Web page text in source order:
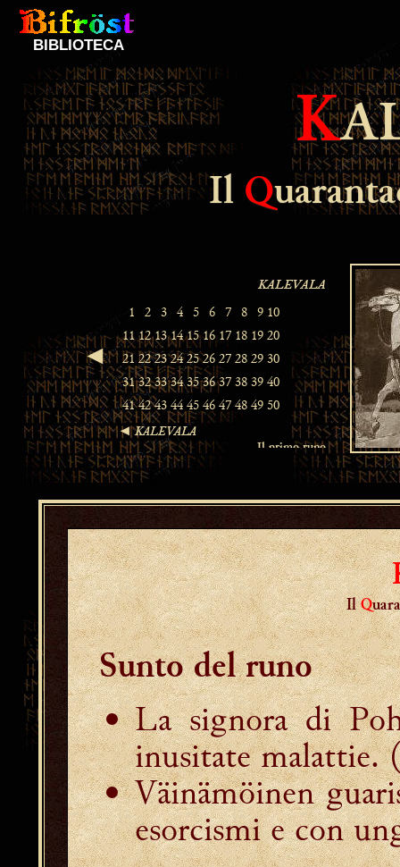
BIBLIOTECA
K
Il Q
◄
IlQ
Sunto del runo
La signora di
inusitate malattie.
Väinämöinen
esorcismi e con